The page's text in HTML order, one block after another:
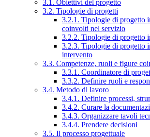
3.1. Obiettivi del progetto
3.2. Tipologie di progetti
3.2.1. Tipologie di progetto
coinvolti nel servizio
3.2.2. Tipologie di progetto
3.2.3. Tipologie di progetto
intervento
3.3. Competenze, ruoli e figure
3.3.1. Coordinatore di
3.3.2. Definire ruoli e
3.4. Metodo di lavoro
3.4.1. Definire processi,
3.4.2. Curare la
3.4.3. Organizzare tavoli
3.4.4. Prendere decisioni
3.5. Il processo progettuale